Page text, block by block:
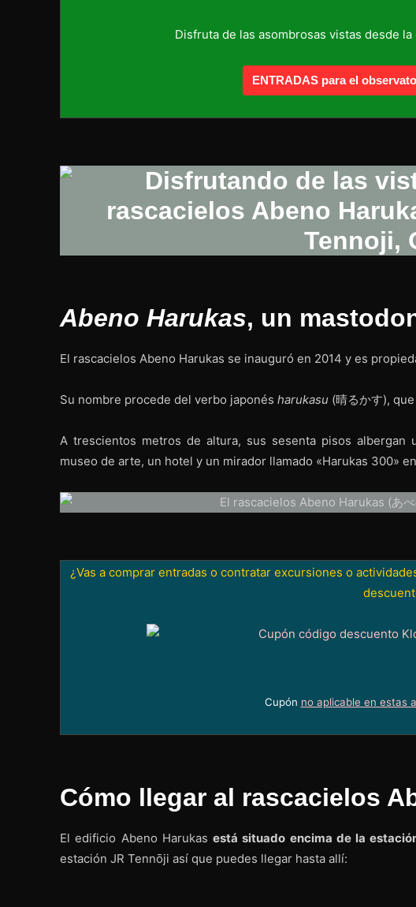
Disfruta de las asombrosas vistas desde
ENTRADAS para el
Abeno Harukas, un
El rascacielos Abeno Harukas se inauguró en 2014 y es
Su nombre procede del verbo japonés harukasu (晴るかす),
A trescientos metros de altura, sus sesenta pisos albergan
museo de arte, un hotel y un mirador llamado «Harukas 300»
¿Vas a comprar entradas o contratar excursiones o
Cupón no aplicable en estas
Cómo llegar al rascacielos
El edificio Abeno Harukasestá situado encima de la
estación JR Tennōji así que puedes llegar hasta allí: